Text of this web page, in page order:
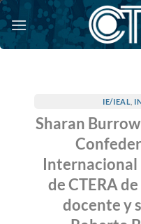
Saltar
al
contenido
IE/IEAL
Sharan
Internacional
de CTERA
docente y